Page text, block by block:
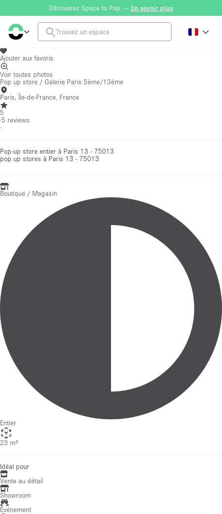
Découvrez Space to Pop — En savoir plus
Ajouter aux favoris
Voir toutes photos
Pop up store / Galerie Paris 5ème/13ème
Paris, Île-de-France, France
5
·5 reviews
·
Pop-up store entier à Paris 13 - 75013
pop up stores à Paris 13 - 75013
Boutique / Magasin
Entier
23 m²
Idéal pour
Vente au détail
Showroom
Événement